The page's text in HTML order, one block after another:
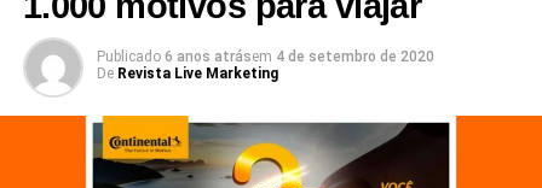
Publicado 6 anos atrásem 4 de setembro de 2020
De Revista Live Marketing